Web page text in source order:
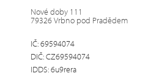
Nové doby 111
79326 Vrbno pod Pradědem
IČ: 69594074
DIČ: CZ69594074
IDDS: 6u9rera